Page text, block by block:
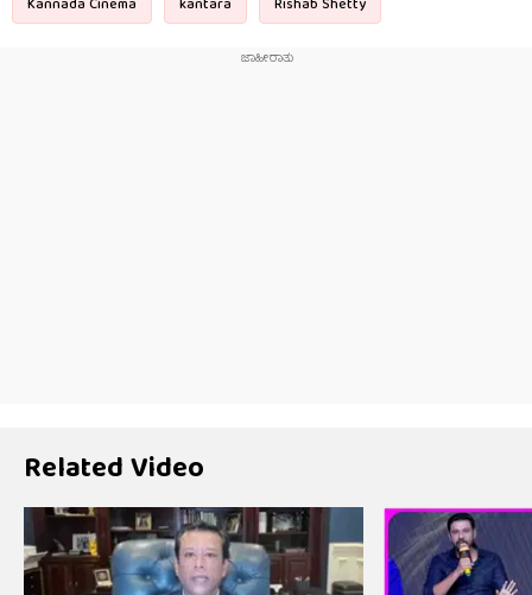
Kannada Cinema kantara Rishab Shetty
Related Video